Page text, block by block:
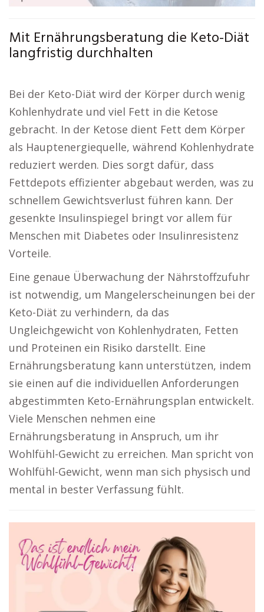
Mit Ernährungsberatung die Keto-Diät
langfristig durchhalten
Bei der Keto-Diät wird der Körper durch wenig
Kohlenhydrate und viel Fett in die Ketose
gebracht. In der Ketose dient Fett dem Körper
als Hauptenergiequelle, während Kohlenhydrate
reduziert werden. Dies sorgt dafür, dass
Fettdepots effizienter abgebaut werden, was zu
schnellem Gewichtsverlust führen kann. Der
gesenkte Insulinspiegel bringt vor allem für
Menschen mit Diabetes oder Insulinresistenz
Vorteile.
Eine genaue Überwachung der Nährstoffzufuhr
ist notwendig, um Mangelerscheinungen bei der
Keto-Diät zu verhindern, da das
Ungleichgewicht von Kohlenhydraten, Fetten
und Proteinen ein Risiko darstellt. Eine
Ernährungsberatung kann unterstützen, indem
sie einen auf die individuellen Anforderungen
abgestimmten Keto-Ernährungsplan entwickelt.
Viele Menschen nehmen eine
Ernährungsberatung in Anspruch, um ihr
Wohlfühl-Gewicht zu erreichen. Man spricht von
Wohlfühl-Gewicht, wenn man sich physisch und
mental in bester Verfassung fühlt.